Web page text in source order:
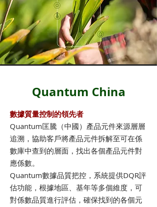
Quantum China
數據質量控制的領先者
Quantum匡騰（中國）產品元件來源層層
追溯，協助客戶將產品元件拆解至可在係
數庫中查到的層面，找出各個產品元件對
應係數。
Quantum數據品質把控，系統提供DQR評
估功能，根據地區、基年等多個維度，可
對係數品質進行評估，確保找到的各個元